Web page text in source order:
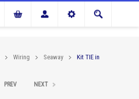
Wiring Seaway Kit TIE in
PREV NEXT